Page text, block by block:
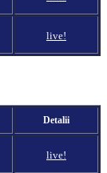
live!
Detalii
live!